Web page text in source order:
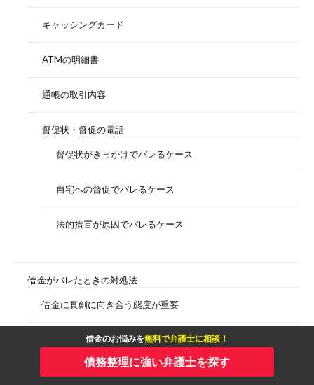
借金のお悩みを無料で弁護士に相談！
債務整理に強い弁護士を探す
キャッシングカード
ATMの明細書
通帳の取引内容
督促状・督促の電話
督促状がきっかけでバレるケース
自宅への督促でバレるケース
法的措置が原因でバレるケース
借金がバレたときの対処法
借金に真剣に向き合う態度が重要
言い訳をしたい際に使える理由とは
財布を紛失した